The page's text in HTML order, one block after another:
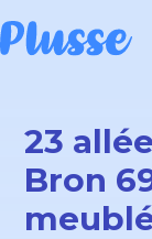
23
Bron